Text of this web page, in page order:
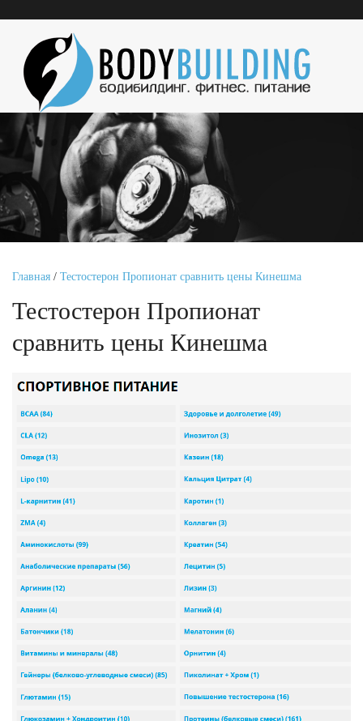
Главная / Тестостерон Пропионат сравнить цены Кинешма
Тестостерон Пропионат
сравнить цены Кинешма